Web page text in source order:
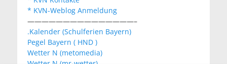
* KVN-Weblog Anmeldung
———————————————–
.Kalender (Schulferien Bayern)
Pegel Bayern ( HND )
Wetter N (metomedia)